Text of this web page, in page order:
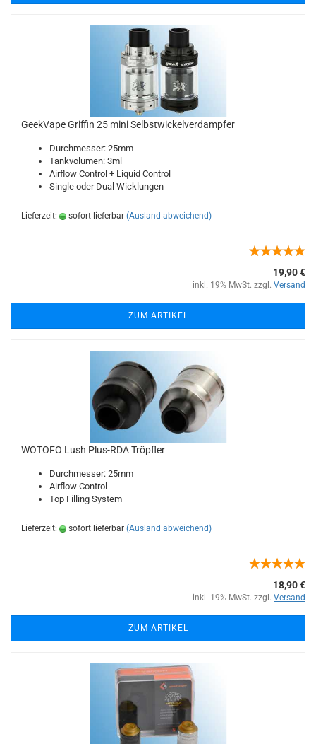
GeekVape Griffin 25 mini Selbstwickelverdampfer
Durchmesser: 25mm
Tankvolumen: 3ml
Airflow Control + Liquid Control
Single oder Dual Wicklungen
Lieferzeit: sofort lieferbar (Ausland abweichend)
19,90 €
inkl. 19% MwSt. zzgl. Versand
ZUM ARTIKEL
WOTOFO Lush Plus-RDA Tröpfler
Durchmesser: 25mm
Airflow Control
Top Filling System
Lieferzeit: sofort lieferbar (Ausland abweichend)
18,90 €
inkl. 19% MwSt. zzgl. Versand
ZUM ARTIKEL